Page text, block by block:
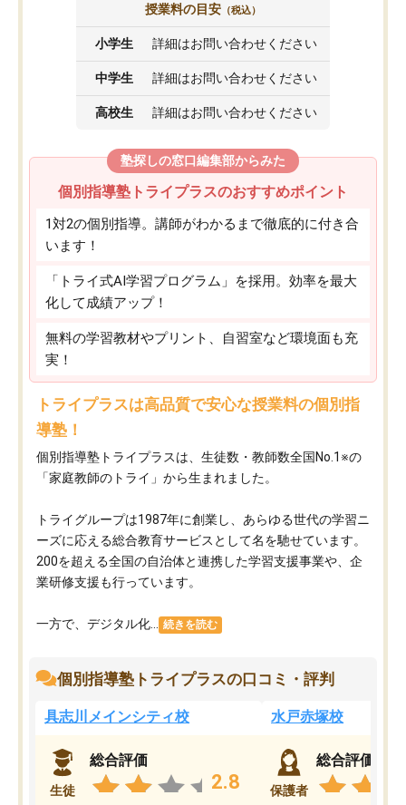
授業料の目安 （税込）
小学生 詳細はお問い合わせください
中学生 詳細はお問い合わせください
高校生 詳細はお問い合わせください
塾探しの窓口編集部からみた
個別指導塾トライプラスのおすすめポイント
1対2の個別指導。講師がわかるまで徹底的に付き合
います！
「トライ式AI学習プログラム」を採用。効率を最大
化して成績アップ！
無料の学習教材やプリント、自習室など環境面も充
実！
トライプラスは高品質で安心な授業料の個別指
導塾！
個別指導塾トライプラスは、生徒数・教師数全国No.1※の
「家庭教師のトライ」から生まれました。
トライグループは1987年に創業し、あらゆる世代の学習ニ
ーズに応える総合教育サービスとして名を馳せています。
200を超える全国の自治体と連携した学習支援事業や、企
業研修支援も行っています。
一方で、デジタル化... 続きを読む
個別指導塾トライプラスの口コミ・評判
具志川メインシティ校
生徒
総合評価
2.8
水戸赤塚校
保護者
総合評価